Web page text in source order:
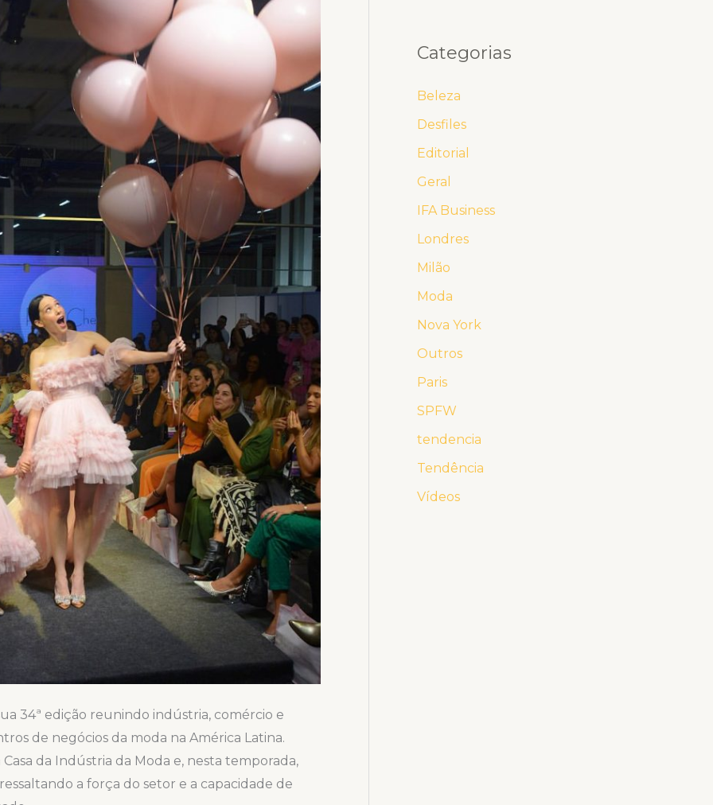
34ª edição reunindo indústria, comércio e
de negócios da moda na América Latina.
da Indústria da Moda e, nesta temporada,
a força do setor e a capacidade de
Categorias
Beleza
Desfiles
Editorial
Geral
IFA Business
Londres
Milão
Moda
Nova York
Outros
Paris
SPFW
tendencia
Tendência
Vídeos